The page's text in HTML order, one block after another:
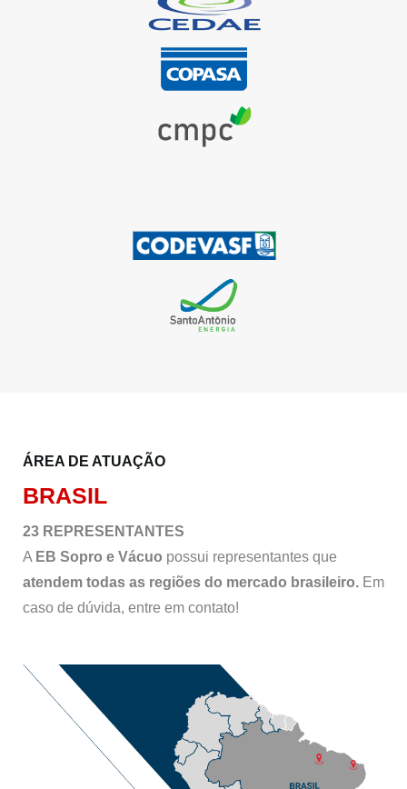
ÁREA DE ATUAÇÃO
BRASIL
23 REPRESENTANTES
A EB Sopro e Vácuo possui representantes que
atendem todas as regiões do mercado brasileiro. Em
caso de dúvida, entre em contato!